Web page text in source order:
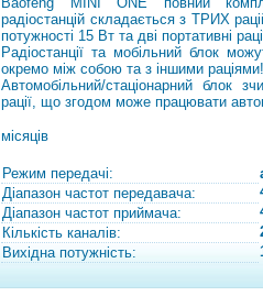
радіостанцій складається з ТРИХ
потужності 15 Вт та дві портативні
Радіостанції та мобільний блок
окремо між собою та з іншими раціями!
Автомобільний/стаціонарний блок
рації, що згодом може працювати
місяців
Режим передачі:
Діапазон частот передавача:
Діапазон частот приймача:
Кількість каналів:
Вихідна потужність: